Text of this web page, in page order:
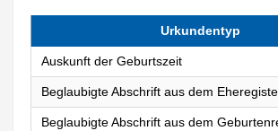
Urkundentyp
Auskunft der Geburtszeit
Beglaubigte Abschrift aus dem
Beglaubigte Abschrift aus dem